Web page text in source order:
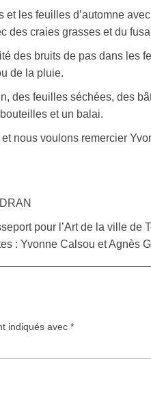
les feuilles d’automne
des craies grasses et du
des bruits de pas dans les
de la pluie.
des feuilles séchées, des
et un balai.
nous voulons remercier
pour l’Art de la ville de
: Yvonne Calsou et Agnès
indiqués avec *